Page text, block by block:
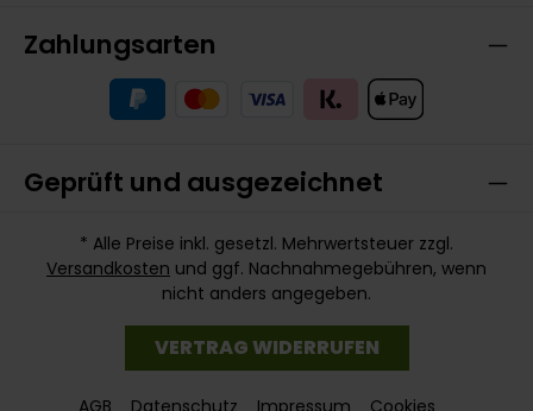
Zahlungsarten
Geprüft und ausgezeichnet
* Alle Preise inkl. gesetzl. Mehrwertsteuer zzgl.
Versandkosten und ggf. Nachnahmegebühren, wenn
nicht anders angegeben.
VERTRAG WIDERRUFEN
AGB Datenschutz Impressum Cookies